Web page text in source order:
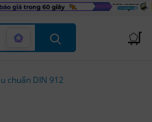
chuẩn DIN 912